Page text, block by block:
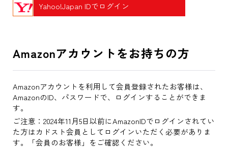
Yahoo!Japan IDでログイン
Amazonアカウントをお持ちの方
Amazonアカウントを利用して会員登録されたお客様は、
AmazonのID、パスワードで、ログインすることができま
す。
ご注意：2024年11月5日以前にAmazonIDでログインされてい
た方はカドスト会員としてログインいただく必要がありま
す。「会員のお客様」をご確認ください。